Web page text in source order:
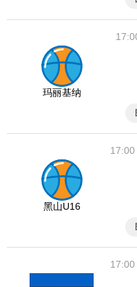
玛丽基纳
17:00
黑山U16
17:00